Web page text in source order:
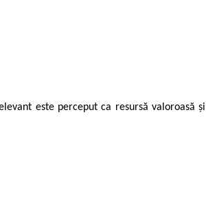
este perceput ca resursă valoroasă și